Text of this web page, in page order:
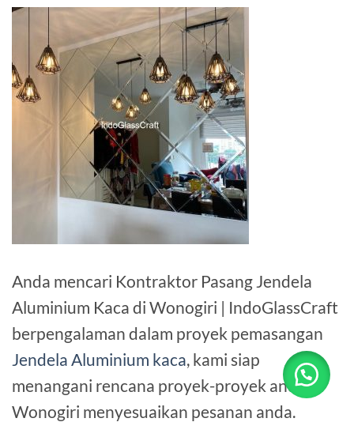
Anda mencari Kontraktor Pasang Jendela
Aluminium Kaca di Wonogiri | IndoGlassCraft
berpengalaman dalam proyek pemasangan
Jendela Aluminium kaca, kami siap
menangani rencana proyek-proyek anda di
Wonogiri menyesuaikan pesanan anda.